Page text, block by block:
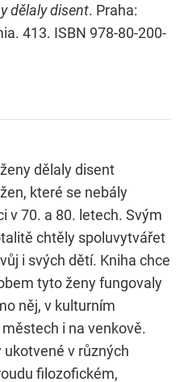
dělaly disent. Praha:
413. ISBN 978-80-200-
dělaly disent
které se nebály
v 70. a 80. letech. Svým
chtěly spoluvytvářet
i svých dětí. Kniha chce
tyto ženy fungovaly
něj, v kulturním
i na venkově.
v různých
filozofickém,